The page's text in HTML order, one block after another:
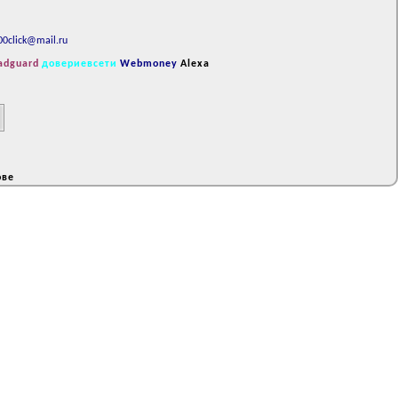
довериевсети Webmoney Alexa